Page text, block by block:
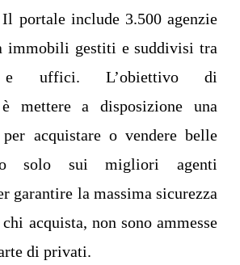
portale include 3.500 agenzie
immobili gestiti e suddivisi tra
e uffici. L’obiettivo di
è mettere a disposizione una
acquistare o vendere belle
solo sui migliori agenti
garantire la massima sicurezza
acquista, non sono ammesse
di privati.